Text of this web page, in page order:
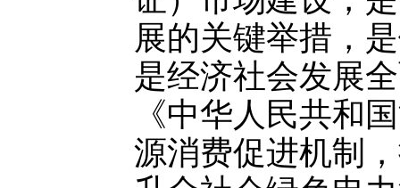
展的关键举措，
是经济社会发展
《中华人民共和
源消费促进机制